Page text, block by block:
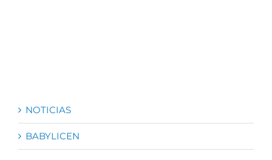
NOTICIAS
BABYLICEN